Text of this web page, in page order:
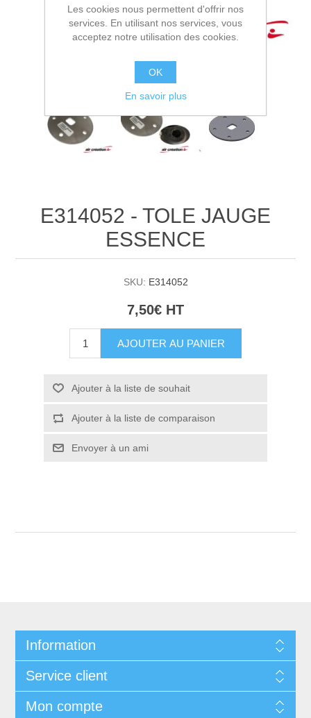
E314052 - TOLE JAUGE
ESSENCE
SKU: E314052
7,50€ HT
AJOUTER AU PANIER
Ajouter à la liste de souhait
Ajouter à la liste de comparaison
Envoyer à un ami
Information
Service client
Mon compte
Les cookies nous permettent d'offrir nos
services. En utilisant nos services, vous
acceptez notre utilisation des cookies.
OK
En savoir plus